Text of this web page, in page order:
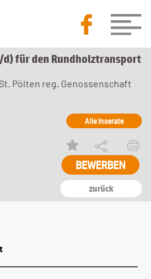
für den Rundholztransport
zurück
Pölten reg. Genossenschaft
Alle Inserate
BEWERBEN